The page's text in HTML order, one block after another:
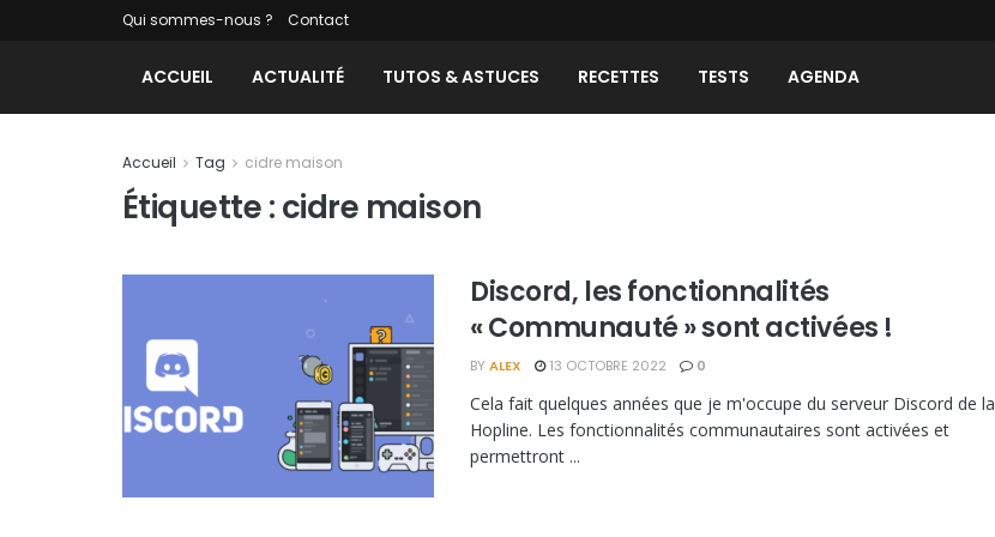
Qui sommes-nous ? Contact
ACCUEIL ACTUALITÉ TUTOS & ASTUCES RECETTES TESTS AGENDA
Accueil Tag cidre maison
Étiquette :cidre maison
Discord, les fonctionnalités
« Communauté » sont activées !
BY ALEX 13 OCTOBRE 2022 0
Cela fait quelques années que je m'occupe du serveur Discord de la
Hopline. Les fonctionnalités communautaires sont activées et
permettront ...